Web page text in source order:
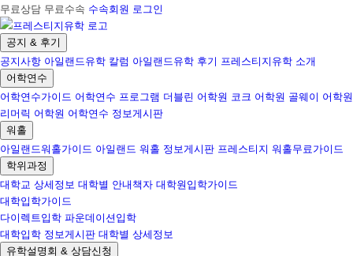
무료상담 무료수속 수속회원 로그인
공지 & 후기
공지사항 아일랜드유학 칼럼 아일랜드유학 후기 프레스티지유학 소개
어학연수
어학연수가이드 어학연수 프로그램 더블린 어학원 코크 어학원 골웨이 어학원
리머릭 어학원 어학연수 정보게시판
워홀
아일랜드워홀가이드 아일랜드 워홀 정보게시판 프레스티지 워홀무료가이드
학위과정
대학교 상세정보 대학별 안내책자 대학원입학가이드
대학입학가이드
다이렉트입학 파운데이션입학
대학입학 정보게시판 대학별 상세정보
유학설명회 & 상담신청